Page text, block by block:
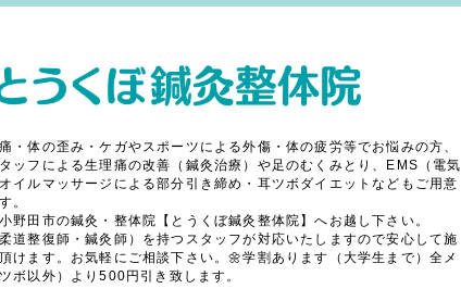
・体の歪み・ケガやスポーツによる外傷・体の疲労等でお悩みの方、
ッフによる生理痛の改善（鍼灸治療）や足のむくみとり、EMS（電気
イルマッサージによる部分引き締め・耳ツボダイエットなどもご用意
。
野田市の鍼灸・整体院【とうくぼ鍼灸整体院】へお越し下さい。
道整復師・鍼灸師）を持つスタッフが対応いたしますので安心して施
けます。お気軽にご相談下さい。🌼学割あります（大学生まで）全メ
ボ以外）より500円引き致します。